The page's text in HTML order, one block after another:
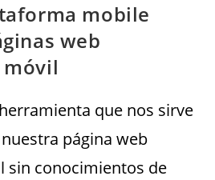
mobile
web
móvil
que nos sirve
página web
sin conocimientos de